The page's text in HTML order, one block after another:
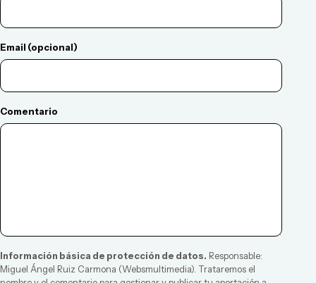
Email (opcional)
Comentario
Información básica de protección de datos. Responsable:
Miguel Ángel Ruiz Carmona (Websmultimedia). Trataremos el